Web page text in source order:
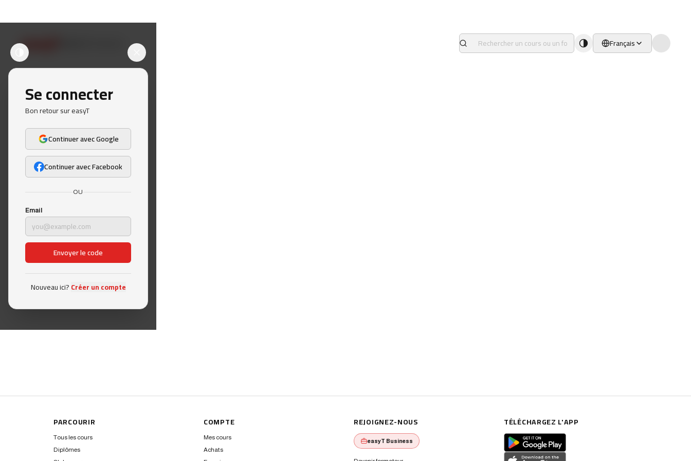
easyT Français
Se connecter
Bon retour sur easyT
Continuer avec Google
Continuer avec Facebook
OU
Email
Envoyer le code
Nouveau ici?Créer un compte
PARCOURIR
Tous les cours
Diplômes
COMPTE
Mes cours
Achats
REJOIGNEZ-NOUS
easyT Business
TÉLÉCHARGEZ L'APP